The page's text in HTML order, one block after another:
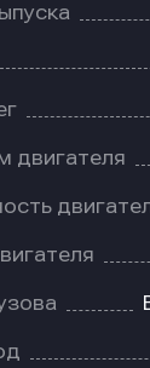
двигателя